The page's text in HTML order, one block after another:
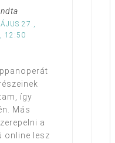
27.,
12:50
így
Más
a
online lesz